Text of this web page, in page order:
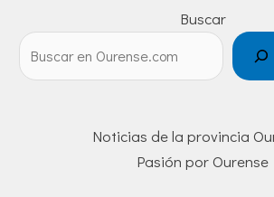
Buscar
Noticias de la provincia
Pasión por Ourense